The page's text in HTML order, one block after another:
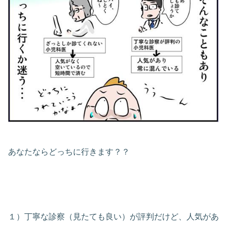
あなたならどっちに行きます？？
１）丁寧な診察（見たても良い）が評判だけど、人気があ